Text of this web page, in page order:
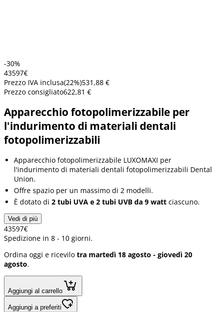
-30%
43597€
Prezzo IVA inclusa(22%)531,88 €
Prezzo consigliato622,81 €
Apparecchio fotopolimerizzabile per
l'indurimento di materiali dentali
fotopolimerizzabili
Apparecchio fotopolimerizzabile LUXOMAXI per
l'indurimento di materiali dentali fotopolimerizzabili Dental
Union.
Offre spazio per un massimo di 2 modelli.
È dotato di 2 tubi UVA e 2 tubi UVB da 9 watt ciascuno.
Vedi di più
43597€
Spedizione in 8 - 10 giorni.
Ordina oggi e ricevilo tra martedì 18 agosto - giovedì 20
agosto.
Aggiungi al carrello
Aggiungi a preferiti